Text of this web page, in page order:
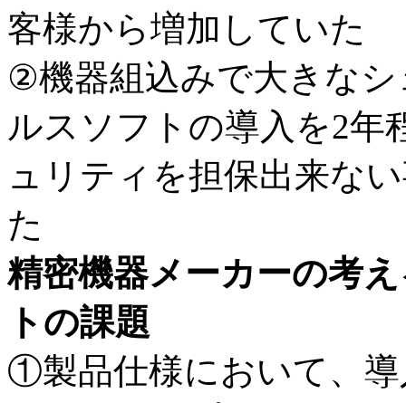
客様から増加していた
②機器組込みで大きな
ルスソフトの導入を2年
ュリティを担保出来な
た
精密機器メーカーの考
トの課題
①製品仕様において、